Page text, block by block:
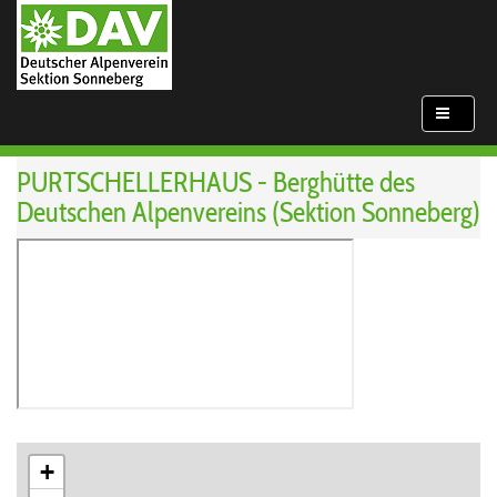
PURTSCHELLERHAUS - Berghütte des
Deutschen Alpenvereins (Sektion Sonneberg)
+